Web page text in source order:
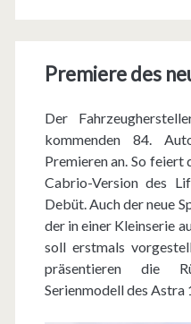
Premiere des
Der
kommenden 84.
Premieren an. So
Cabrio-Version des
Debüt. Auch der neue
der in einer Kleinserie
soll erstmals
präsentieren die
Serienmodell des Astra